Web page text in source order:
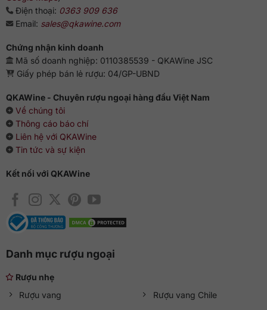
Điện thoại: 0363 909 636
Email: sales@qkawine.com
Chứng nhận kinh doanh
Mã số doanh nghiệp: 0110385539 - QKAWine JSC
Giấy phép bán lẻ rượu: 04/GP-UBND
QKAWine - Chuyên rượu ngoại hàng đầu Việt Nam
Về chúng tôi
Thông cáo báo chí
Liên hệ với QKAWine
Tin tức và sự kiện
Kết nối với QKAWine
Danh mục rượu ngoại
Rượu nhẹ
Rượu vang
Rượu vang Chile